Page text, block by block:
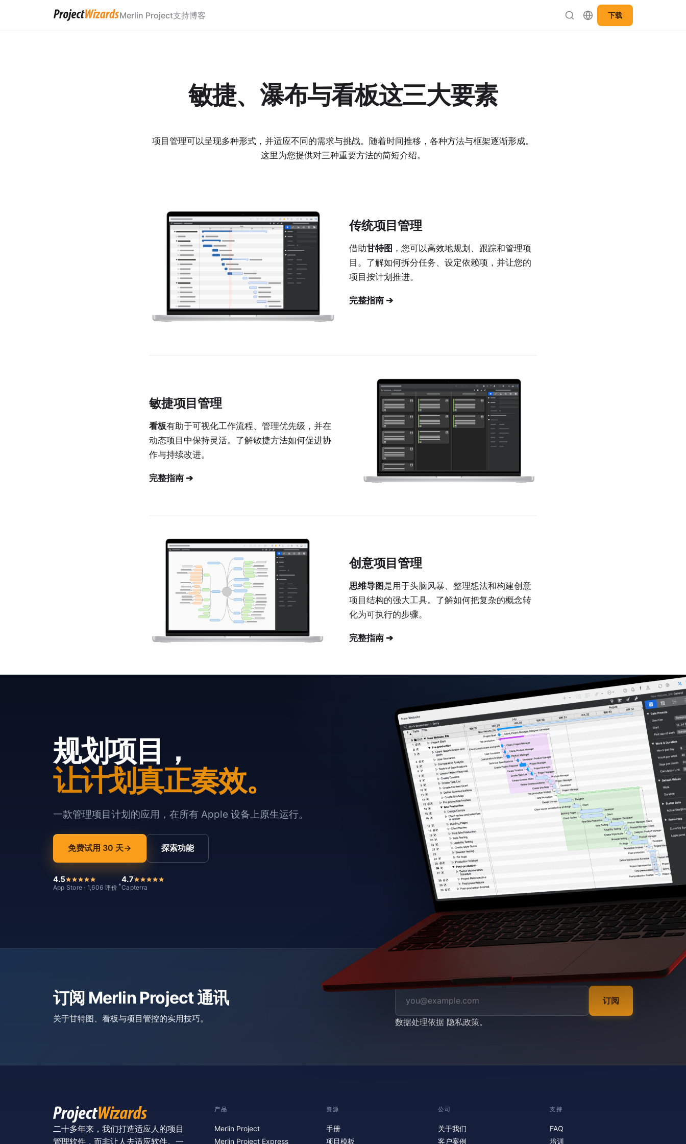
Merlin Project支持博客 下载
敏捷、瀑布与看板这三大要素
项目管理可以呈现多种形式，并适应不同的需求与挑战。随着时间推移，各种方法与框架逐渐形成。
这里为您提供对三种重要方法的简短介绍。
传统项目管理
借助甘特图 ，您可以高效地规划、跟踪和管理项
目。了解如何拆分任务、设定依赖项，并让您的
项目按计划推进。
完整指南 ➔
敏捷项目管理
看板有助于可视化工作流程、管理优先级，并在
动态项目中保持灵活。了解敏捷方法如何促进协
作与持续改进。
完整指南 ➔
创意项目管理
思维导图 是用于头脑风暴、整理想法和构建创意
项目结构的强大工具。了解如何把复杂的概念转
化为可执行的步骤。
完整指南 ➔
规划项目，
让计划真正奏效。
一款管理项目计划的应用，在所有 Apple 设备上原生运行。
免费试用 30 天 探索功能
4.5
App Store · 1,606 评价 *
4.7
Capterra
订阅 Merlin Project 通讯
关于甘特图、看板与项目管控的实用技巧。
订阅
数据处理依据 隐私政策。
二十多年来，我们打造适应人的项目
管理软件，而非让人去适应软件。一
产品
Merlin Project
Merlin Project Express
资源
手册
项目模板
公司
关于我们
客户案例
支持
FAQ
培训